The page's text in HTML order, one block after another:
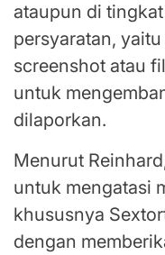
ataupun di
persyaratan,
screenshot atau
untuk
dilaporkan.
Menurut
untuk mengatasi
khususnya
dengan